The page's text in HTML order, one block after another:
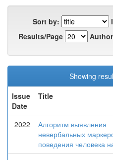
Sort by:
Results/Page
Showing
Issue
Date
Title
2022
Алгоритм выявления
невербальных
поведения человека